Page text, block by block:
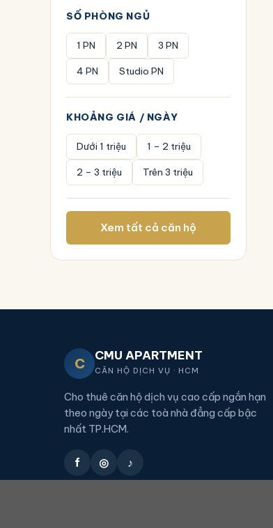
SỐ PHÒNG NGỦ
1 PN 2 PN 3 PN
4 PN Studio PN
KHOẢNG GIÁ / NGÀY
Dưới 1 triệu 1 – 2 triệu
2 – 3 triệu Trên 3 triệu
Xem tất cả căn hộ
C CMU APARTMENT
CĂN HỘ DỊCH VỤ · HCM
Cho thuê căn hộ dịch vụ cao cấp ngắn hạn
theo ngày tại các toà nhà đẳng cấp bậc
nhất TP.HCM.
f ◎ ♪